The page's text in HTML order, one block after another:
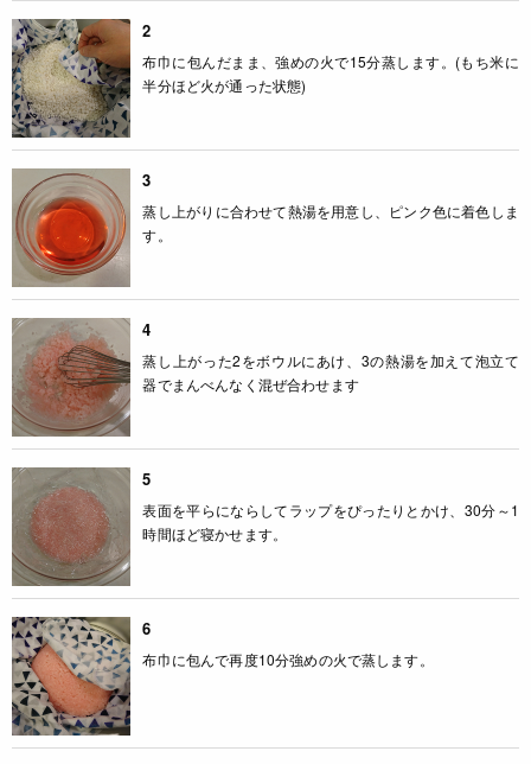
2
布巾に包んだまま、強めの火で15分蒸します。(もち米に
半分ほど火が通った状態)
3
蒸し上がりに合わせて熱湯を用意し、ピンク色に着色しま
す。
4
蒸し上がった2をボウルにあけ、3の熱湯を加えて泡立て
器でまんべんなく混ぜ合わせます
5
表面を平らにならしてラップをぴったりとかけ、30分～1
時間ほど寝かせます。
6
布巾に包んで再度10分強めの火で蒸します。